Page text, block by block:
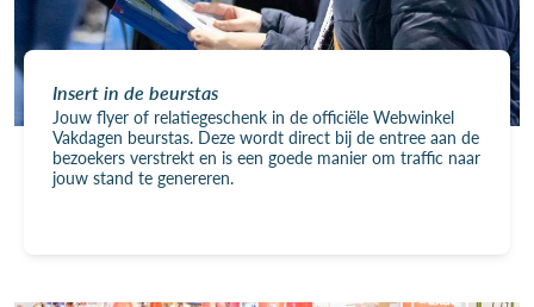
Insert in de beurstas
Jouw flyer of relatiegeschenk in de officiële Webwinkel
Vakdagen beurstas. Deze wordt direct bij de entree aan de
bezoekers verstrekt en is een goede manier om traffic naar
jouw stand te genereren.